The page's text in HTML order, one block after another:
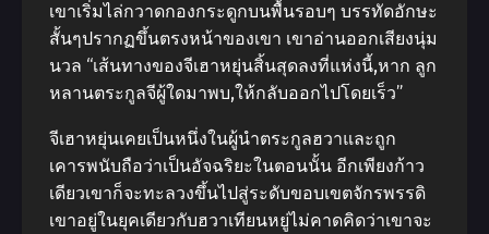
เขาเริ่มไล่กวาดกองกระดูกบนพื้นรอบๆ บรรทัดอักษะ
สั้นๆปรากฏขึ้นตรงหน้าของเขา เขาอ่านออกเสียงนุ่ม
นวล “เส้นทางของจีเฮาหยุ่นสิ้นสุดลงที่แห่งนี้,หาก ลูก
หลานตระกูลจีผู้ใดมาพบ,ให้กลับออกไปโดยเร็ว”
จีเฮาหยุ่นเคยเป็นหนึ่งในผู้นําตระกูลฮวาและถูก
เคารพนับถือว่าเป็นอัจฉริยะในตอนนั้น อีกเพียงก้าว
เดียวเขาก็จะทะลวงขึ้นไปสู่ระดับขอบเขตจักรพรรดิ
เขาอยู่ในยุคเดียวกับฮวาเทียนหยู่ไม่คาดคิดว่าเขาจะ